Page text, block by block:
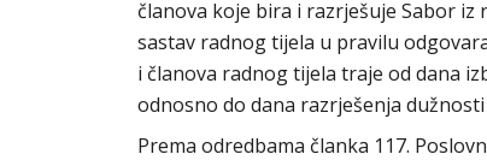
članova koje bira i razrješuje Sabor
sastav radnog tijela u pravilu
i članova radnog tijela traje od dana
odnosno do dana razrješenja
Prema odredbama članka 117.